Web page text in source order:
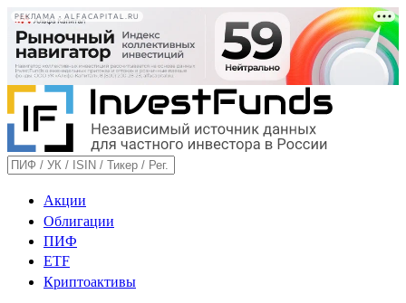
РЕКЛАМА • ALFACAPITAL.RU
Акции
Облигации
ПИФ
ETF
Криптоактивы